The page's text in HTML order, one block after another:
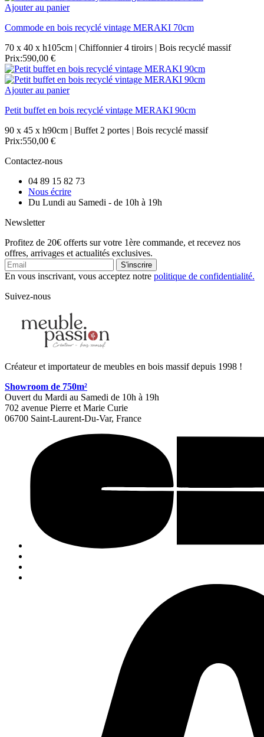
Ajouter au panier
Commode en bois recyclé vintage MERAKI 70cm
70 x 40 x h105cm | Chiffonnier 4 tiroirs | Bois recyclé massif
Prix:590,00 €
Ajouter au panier
Petit buffet en bois recyclé vintage MERAKI 90cm
90 x 45 x h90cm | Buffet 2 portes | Bois recyclé massif
Prix:550,00 €
Contactez-nous
04 89 15 82 73
Nous écrire
Du Lundi au Samedi - de 10h à 19h
Newsletter
Profitez de 20€ offerts sur votre 1ère commande, et recevez nos
offres, arrivages et actualités exclusives.
S'inscrire
En vous inscrivant, vous acceptez notre politique de confidentialité.
Suivez-nous
Créateur et importateur de meubles en bois massif depuis 1998 !
Showroom de 750m²
Ouvert du Mardi au Samedi de 10h à 19h
702 avenue Pierre et Marie Curie
06700 Saint-Laurent-Du-Var, France